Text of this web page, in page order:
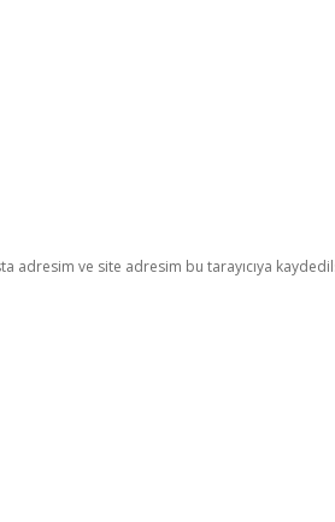
adresim ve site adresim bu tarayıcıya